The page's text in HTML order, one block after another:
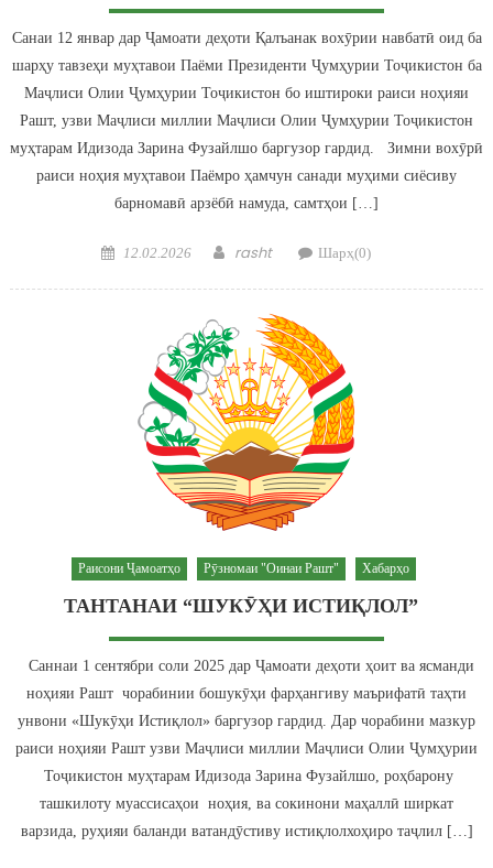
Санаи 12 январ дар Ҷамоати деҳоти Қалъанак вохӯрии навбатӣ оид ба
шарҳу тавзеҳи муҳтавои Паёми Президенти Ҷумҳурии Тоҷикистон ба
Маҷлиси Олии Ҷумҳурии Тоҷикистон бо иштироки раиси ноҳияи
Рашт, узви Маҷлиси миллии Маҷлиси Олии Ҷумҳурии Тоҷикистон
муҳтарам Идизода Зарина Фузайлшо баргузор гардид. Зимни вохӯрӣ
раиси ноҳия муҳтавои Паёмро ҳамчун санади муҳими сиёсиву
барномавӣ арзёбӣ намуда, самтҳои […]
Posted on
12.02.2026 Author
rasht Шарҳ(0)
Раисони Ҷамоатҳо Рӯзномаи "Оинаи Рашт" Хабарҳо
ТАНТАНАИ “ШУКӮҲИ ИСТИҚЛОЛ”
Саннаи 1 сентябри соли 2025 дар Ҷамоати деҳоти ҳоит ва ясманди
ноҳияи Рашт чорабинии бошукӯҳи фарҳангиву маърифатӣ таҳти
унвони «Шукӯҳи Истиқлол» баргузор гардид. Дар чорабини мазкур
раиси ноҳияи Рашт узви Маҷлиси миллии Маҷлиси Олии Ҷумҳурии
Тоҷикистон муҳтарам Идизода Зарина Фузайлшо, роҳбарону
ташкилоту муассисаҳои ноҳия, ва сокинони маҳаллӣ ширкат
варзида, руҳияи баланди ватандӯстиву истиқлолхоҳиро таҷлил […]